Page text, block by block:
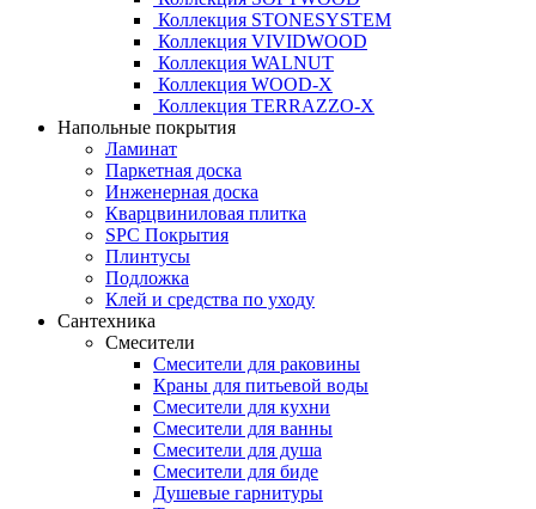
Коллекция STONESYSTEM
Коллекция VIVIDWOOD
Коллекция WALNUT
Коллекция WOOD-X
Коллекция ТЕRRАZZO-X
Напольные покрытия
Ламинат
Паркетная доска
Инженерная доска
Кварцвиниловая плитка
SPC Покрытия
Плинтусы
Подложка
Клей и средства по уходу
Сантехника
Смесители
Смесители для раковины
Краны для питьевой воды
Смесители для кухни
Смесители для ванны
Смесители для душа
Смесители для биде
Душевые гарнитуры